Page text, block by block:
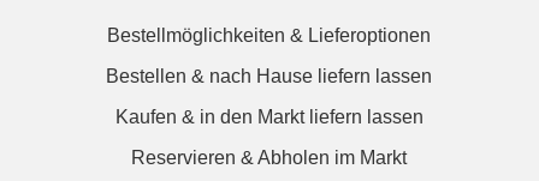
Bestellmöglichkeiten & Lieferoptionen
Bestellen & nach Hause liefern lassen
Kaufen & in den Markt liefern lassen
Reservieren & Abholen im Markt